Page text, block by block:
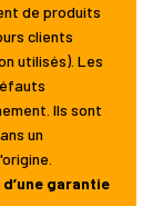
de produits
clients
utilisés). Les
Ils sont
un
garantie